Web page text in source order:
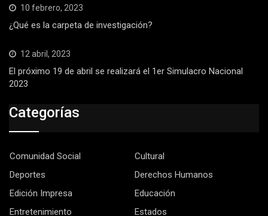
10 febrero, 2023
¿Qué es la carpeta de investigación?
12 abril, 2023
El próximo 19 de abril se realizará el 1er Simulacro Nacional
2023
Categorías
Comunidad Social
Cultural
Deportes
Derechos Humanos
Edición Impresa
Educación
Entretenimiento
Estados